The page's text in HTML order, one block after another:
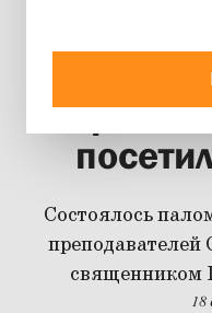
Состоялось
преподавателей
священником
18